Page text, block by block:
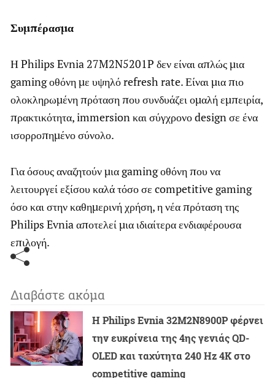
Συμπέρασμα
Η Philips Evnia 27M2N5201P δεν είναι απλώς μια
gaming οθόνη με υψηλό refresh rate. Είναι μια πιο
ολοκληρωμένη πρόταση που συνδυάζει ομαλή εμπειρία,
πρακτικότητα, immersion και σύγχρονο design σε ένα
ισορροπημένο σύνολο.
Για όσους αναζητούν μια gaming οθόνη που να
λειτουργεί εξίσου καλά τόσο σε competitive gaming
όσο και στην καθημερινή χρήση, η νέα πρόταση της
Philips Evnia αποτελεί μια ιδιαίτερα ενδιαφέρουσα
επιλογή.
Διαβάστε ακόμα
Η Philips Evnia 32M2N8900P φέρνει
την ευκρίνεια της 4ης γενιάς QD-
OLED και ταχύτητα 240 Hz 4K στο
competitive gaming